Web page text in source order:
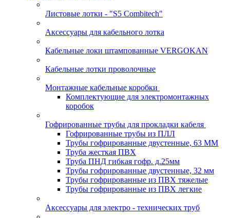
Листовые лотки - "S5 Combitech"
Аксессуары для кабельного лотка
Кабельные локи штампованные VERGOKAN
Кабельные лотки проволочные
Монтажные кабельные коробки
Комплектующие для электромонтажных
коробок
Гофрированные трубы для прокладки кабеля
Гофрированные трубы из ПЛЛ
Трубы гофрированные двустенные, 63 ММ
Труба жесткая ПВХ
Труба ПНД гибкая гофр. д.25мм
Трубы гофрированные двустенные, 32 мм
Трубы гофрированные из ПВХ тяжелые
Трубы гофрированные из ПВХ легкие
Аксессуары для электро - технических труб